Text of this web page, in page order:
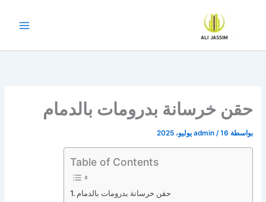
حقن خرسانة بدرومات بالدمام
بواسطة admin /16 يوليو، 2025
Table of Contents
حقن خرسانة بدرومات بالدمام